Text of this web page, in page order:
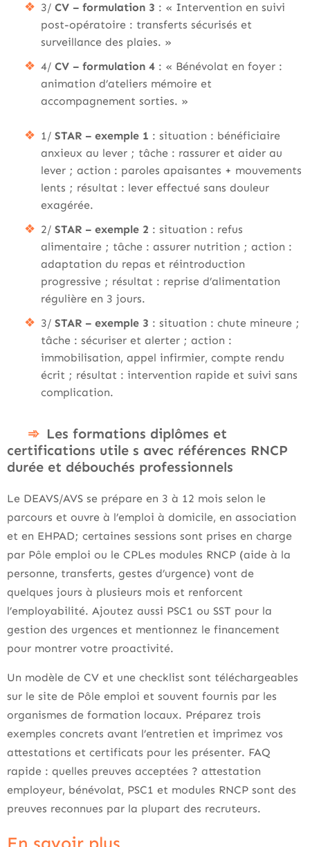
3/ CV – formulation 3 : « Intervention en suivi
post-opératoire : transferts sécurisés et
surveillance des plaies. »
4/ CV – formulation 4 : « Bénévolat en foyer :
animation d’ateliers mémoire et
accompagnement sorties. »
1/ STAR – exemple 1 : situation : bénéficiaire
anxieux au lever ; tâche : rassurer et aider au
lever ; action : paroles apaisantes + mouvements
lents ; résultat : lever effectué sans douleur
exagérée.
2/ STAR – exemple 2 : situation : refus
alimentaire ; tâche : assurer nutrition ; action :
adaptation du repas et réintroduction
progressive ; résultat : reprise d’alimentation
régulière en 3 jours.
3/ STAR – exemple 3 : situation : chute mineure ;
tâche : sécuriser et alerter ; action :
immobilisation, appel infirmier, compte rendu
écrit ; résultat : intervention rapide et suivi sans
complication.
Les formations diplômes et
certifications utile s avec références RNCP
durée et débouchés professionnels
Le DEAVS/AVS se prépare en 3 à 12 mois selon le
parcours et ouvre à l’emploi à domicile, en association
et en EHPAD; certaines sessions sont prises en charge
par Pôle emploi ou le CPLes modules RNCP (aide à la
personne, transferts, gestes d’urgence) vont de
quelques jours à plusieurs mois et renforcent
l’employabilité. Ajoutez aussi PSC1 ou SST pour la
gestion des urgences et mentionnez le financement
pour montrer votre proactivité.
Un modèle de CV et une checklist sont téléchargeables
sur le site de Pôle emploi et souvent fournis par les
organismes de formation locaux. Préparez trois
exemples concrets avant l’entretien et imprimez vos
attestations et certificats pour les présenter. FAQ
rapide : quelles preuves acceptées ? attestation
employeur, bénévolat, PSC1 et modules RNCP sont des
preuves reconnues par la plupart des recruteurs.